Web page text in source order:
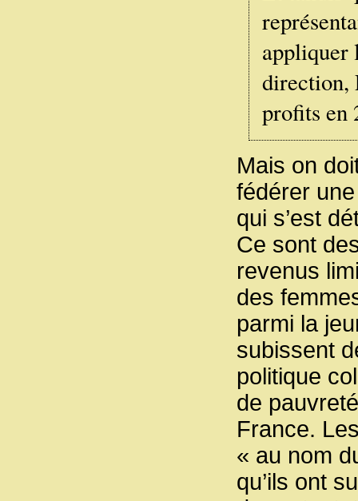
appliquer
direction,
profits en
Mais on
fédérer
qui s’est
Ce sont
revenus
des
parmi la
subissent
politique
de
France.
« au nom
qu’ils ont